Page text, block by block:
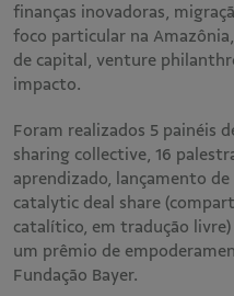
finanças inovadoras,
foco particular na
de capital, venture
impacto.
Foram realizados 5 painéis
sharing collective, 16
aprendizado, lançamento
catalytic deal share
catalítico, em tradução
um prêmio de
Fundação Bayer.